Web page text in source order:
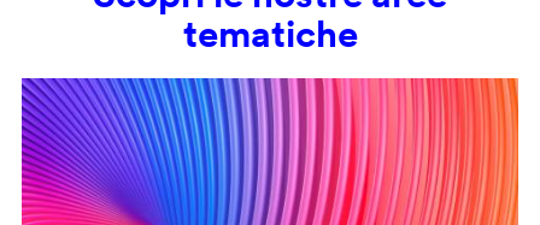
tematiche